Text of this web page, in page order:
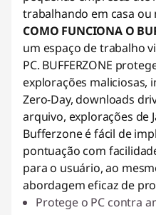
trabalhando em casa ou
COMO FUNCIONA O
um espaço de trabalho
PC. BUFFERZONE
explorações maliciosas,
Zero-Day, downloads
arquivo, explorações de
Bufferzone é fácil de
pontuação com
para o usuário, ao
abordagem eficaz de
Protege o PC contra